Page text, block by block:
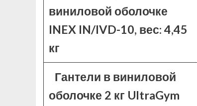
виниловой оболочке
INEX IN/IVD-10, вес: 4,45
кг
Гантели в виниловой
оболочке 2 кг UltraGym